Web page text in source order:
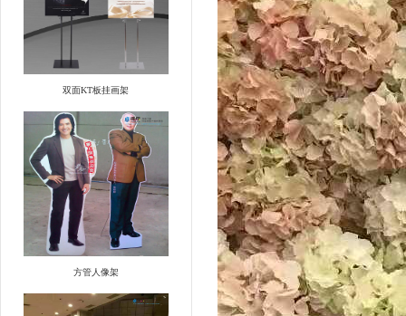
双面KT板挂画架
方管人像架